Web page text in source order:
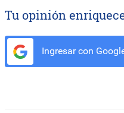
Tu opinión
Ingresar con